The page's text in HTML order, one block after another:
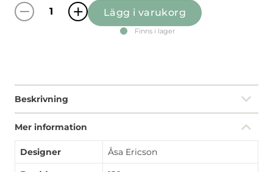
Ofelia orange tyg metervara mängd
Lägg i varukorg
Finns i lager
Beskrivning
Mer information
Designer Åsa Ericson